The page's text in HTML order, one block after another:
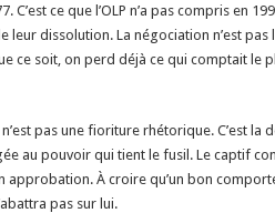
C’est ce que l’OLP n’a pas compris en
leur dissolution. La négociation n’est
ce soit, on perd déjà ce qui comptait le
pas une fioriture rhétorique. C’est
au pouvoir qui tient le fusil. Le captif
approbation. À croire qu’un bon
pas sur lui.